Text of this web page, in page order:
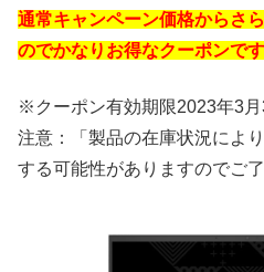
通常キャンペーン価格からさ
のでかなりお得なクーポンです
※クーポン有効期限2023年3
注意：「製品の在庫状況によ
する可能性がありますのでご